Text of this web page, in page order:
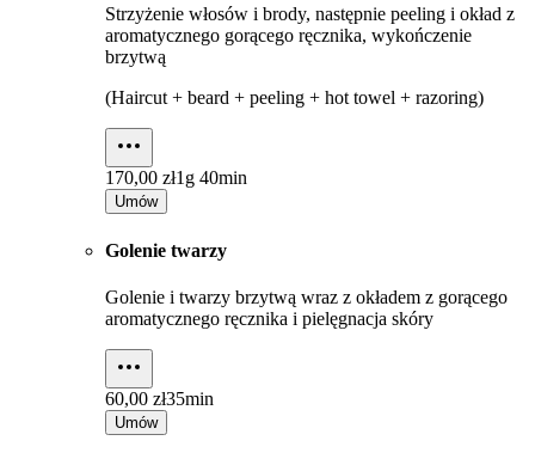
Strzyżenie włosów i brody, następnie peeling i okład z
aromatycznego gorącego ręcznika, wykończenie
brzytwą
(Haircut + beard + peeling + hot towel + razoring)
170,00 zł1g 40min
Umów
Golenie twarzy
Golenie i twarzy brzytwą wraz z okładem z gorącego
aromatycznego ręcznika i pielęgnacja skóry
60,00 zł35min
Umów